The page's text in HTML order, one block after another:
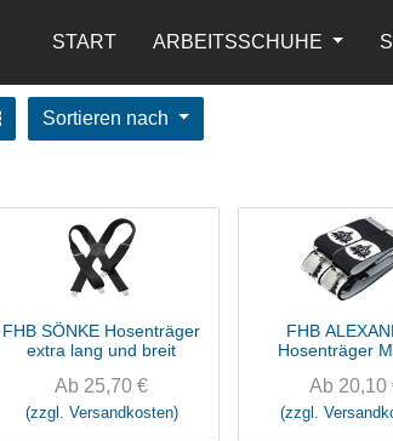
START ARBEITSSCHUHE
Sortieren nach
FHB SÖNKE Hosenträger
extra lang und breit
Ab 25,70 €
(zzgl. Versandkosten)
FHB
Hosenträger
Ab 20,10
(zzgl.